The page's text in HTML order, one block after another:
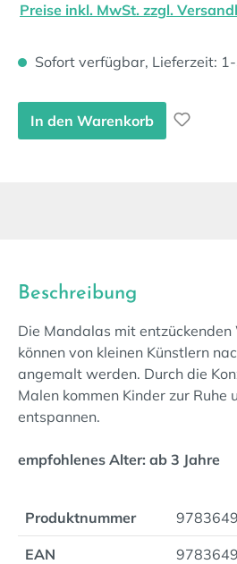
Preise inkl. MwSt. zzgl.
Sofort verfügbar, Lieferzeit:
In den Warenkorb
Beschreibung
Die Mandalas mit
können von kleinen Künstlern
angemalt werden. Durch die
Malen kommen Kinder zur Ruhe
entspannen.
empfohlenes Alter: ab 3 Jahre
Produktnummer
EAN